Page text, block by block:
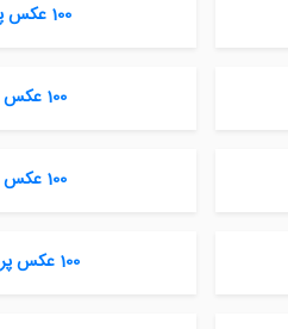
100 عکس پروفایل خاص جدید ۱۴۰۵
100 عکس پروفایل خدا جدید ۱۴۰۵
100 عکس پروفایل مادر جدید ۱۴۰۵
100 عکس پروفایل مفهومی جدید ۱۴۰۵